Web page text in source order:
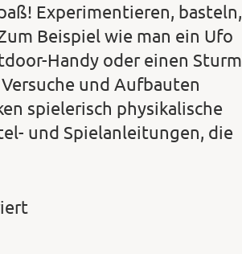
Experimentieren, basteln,
Beispiel wie man ein Ufo
Handy oder einen Sturm
und Aufbauten
spielerisch physikalische
und Spielanleitungen, die